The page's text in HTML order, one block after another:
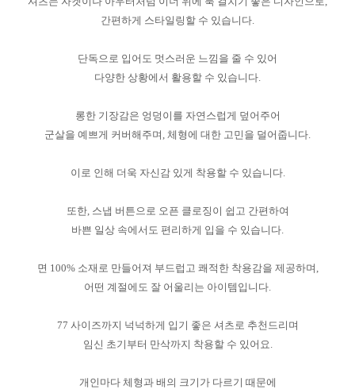
간편하게 스타일링할 수 있습니다.
단독으로 입어도 멋스러운 느낌을 줄 수 있어
다양한 상황에서 활용할 수 있습니다.
롱한 기장감은 엉덩이를 자연스럽게 덮어주어
군살을 예쁘게 커버해주며, 체형에 대한 고민을 덜어줍니다.
이로 인해 더욱 자신감 있게 착용할 수 있습니다.
또한, 스냅 버튼으로 오픈 클로징이 쉽고 간편하여
바쁜 일상 속에서도 편리하게 입을 수 있습니다.
면 100% 소재로 만들어져 부드럽고 쾌적한 착용감을 제공하며,
어떤 계절에도 잘 어울리는 아이템입니다.
77 사이즈까지 넉넉하게 입기 좋은 셔츠로 추천드리며
임신 초기부터 만삭까지 착용할 수 있어요.
개인마다 체형과 배의 크기가 다르기 때문에